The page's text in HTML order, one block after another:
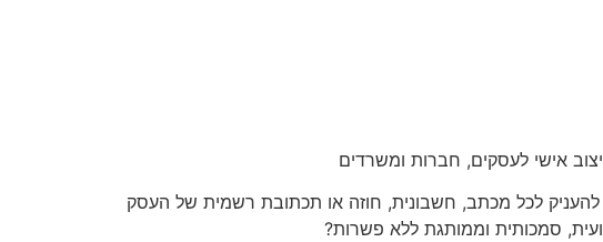
אישי לעסקים, חברות ומשרדים
לכל מכתב, חשבונית, חוזה או תכתובת רשמית של העסק
סמכותית וממותגת ללא פשרות?